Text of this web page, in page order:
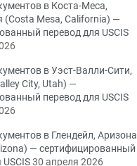
в Коста-Меса,
(Costa Mesa, California) —
перевод для USCIS
в Уэст-Валли-Сити,
City, Utah) —
перевод для USCIS
в Глендейл, Аризона
— сертифицированный
30 апреля 2026